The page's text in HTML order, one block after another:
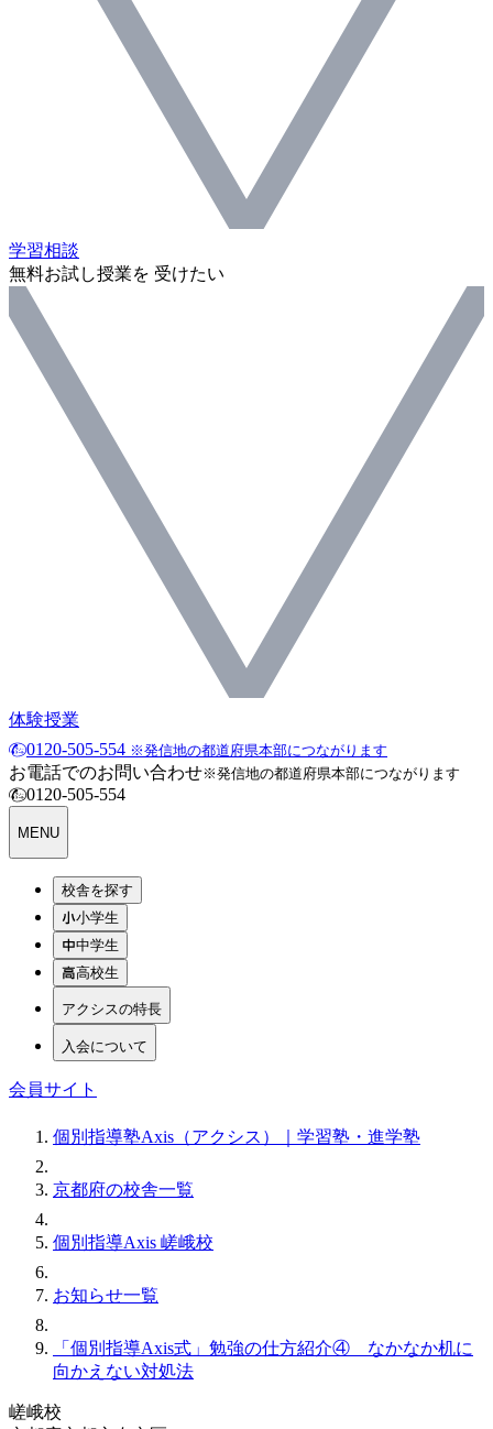
学習相談
無料お試し授業を 受けたい
体験授業
0120-505-554 ※発信地の都道府県本部につながります
お電話でのお問い合わせ※発信地の都道府県本部につながります
0120-505-554
MENU
校舎を探す
小学生
中学生
高校生
アクシスの特長
入会について
会員サイト
個別指導塾Axis（アクシス）｜学習塾・進学塾
京都府の校舎一覧
個別指導Axis 嵯峨校
お知らせ一覧
「個別指導Axis式」勉強の仕方紹介④ なかなか机に
向かえない対処法
嵯峨校